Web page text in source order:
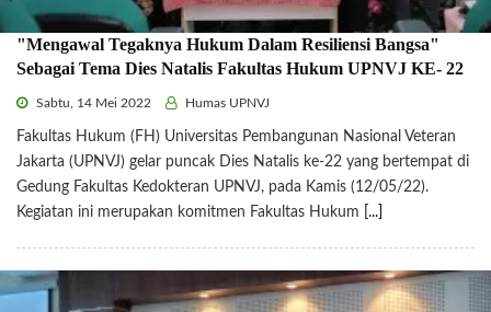
"Mengawal Tegaknya Hukum Dalam Resiliensi Bangsa"
Sebagai Tema Dies Natalis Fakultas Hukum UPNVJ KE- 22
Sabtu, 14 Mei 2022 Humas UPNVJ
Fakultas Hukum (FH) Universitas Pembangunan Nasional Veteran
Jakarta (UPNVJ) gelar puncak Dies Natalis ke-22 yang bertempat di
Gedung Fakultas Kedokteran UPNVJ, pada Kamis (12/05/22).
Kegiatan ini merupakan komitmen Fakultas Hukum
[...]